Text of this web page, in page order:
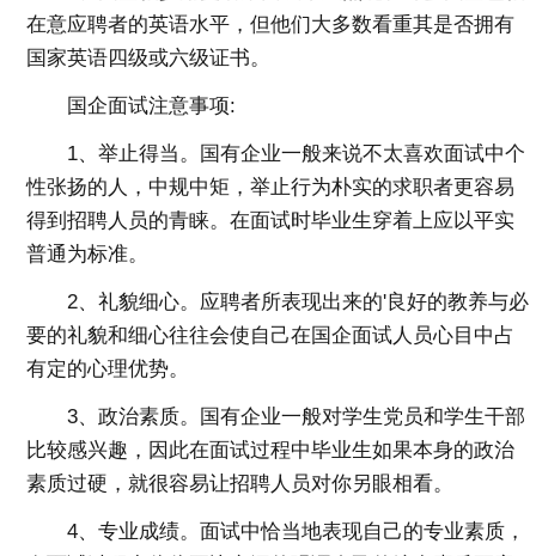
在意应聘者的英语水平，但他们大多数看重其是否拥有
国家英语四级或六级证书。
国企面试注意事项:
1、举止得当。国有企业一般来说不太喜欢面试中个
性张扬的人，中规中矩，举止行为朴实的求职者更容易
得到招聘人员的青睐。在面试时毕业生穿着上应以平实
普通为标准。
2、礼貌细心。应聘者所表现出来的'良好的教养与必
要的礼貌和细心往往会使自己在国企面试人员心目中占
有定的心理优势。
3、政治素质。国有企业一般对学生党员和学生干部
比较感兴趣，因此在面试过程中毕业生如果本身的政治
素质过硬，就很容易让招聘人员对你另眼相看。
4、专业成绩。面试中恰当地表现自己的专业素质，